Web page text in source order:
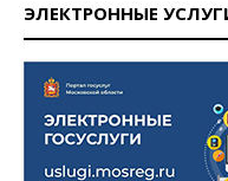
ЭЛЕКТРОННЫЕ